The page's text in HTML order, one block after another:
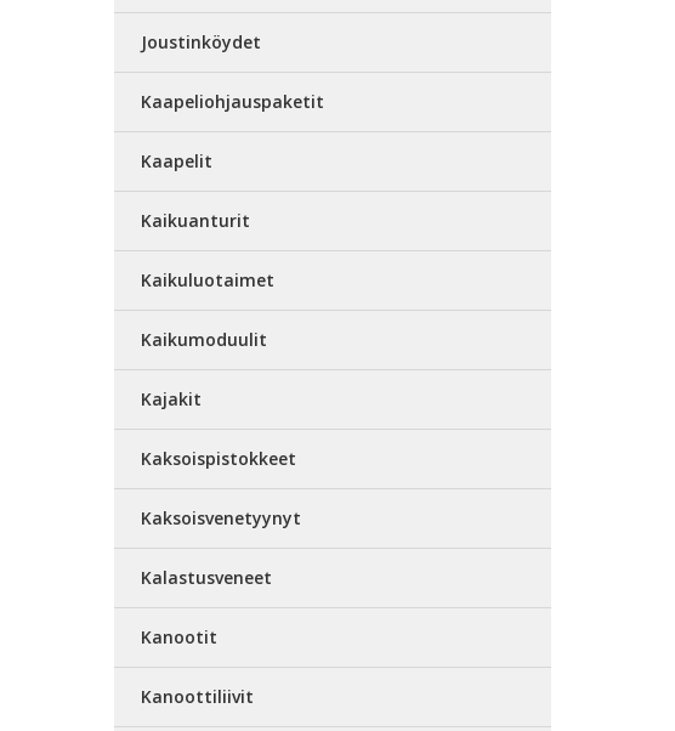
Joustinköydet
Kaapeliohjauspaketit
Kaapelit
Kaikuanturit
Kaikuluotaimet
Kaikumoduulit
Kajakit
Kaksoispistokkeet
Kaksoisvenetyynyt
Kalastusveneet
Kanootit
Kanoottiliivit